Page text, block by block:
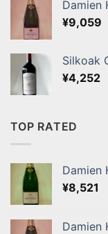
Damien
¥9,059
Silkoak
¥4,252
TOP RATED
Damien
¥8,521
Damien